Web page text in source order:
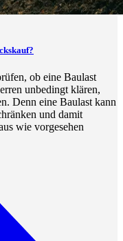
ob eine Baulast
unbedingt klären,
Denn eine Baulast kann
und damit
wie vorgesehen